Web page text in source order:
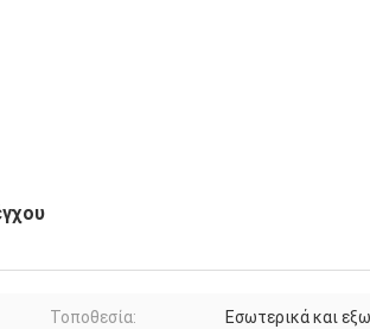
Τοποθεσία: Εσωτερικά και